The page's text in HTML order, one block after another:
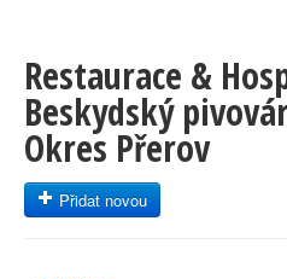
Restaurace &
Beskydský
Okres Přerov
Přidat novou